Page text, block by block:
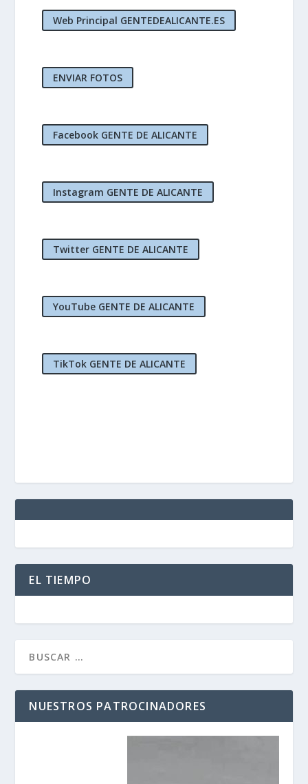
Web Principal GENTEDEALICANTE.ES
ENVIAR FOTOS
Facebook GENTE DE ALICANTE
Instagram GENTE DE ALICANTE
Twitter GENTE DE ALICANTE
YouTube GENTE DE ALICANTE
TikTok GENTE DE ALICANTE
EL TIEMPO
NUESTROS PATROCINADORES